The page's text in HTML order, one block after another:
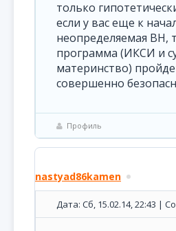
только
если у вас еще к
неопределяемая ВН,
программа (ИКСИ и
материнство)
совершенно
Профиль
nastyad86kamen
Дата: Сб, 15.02.14, 22:43 |